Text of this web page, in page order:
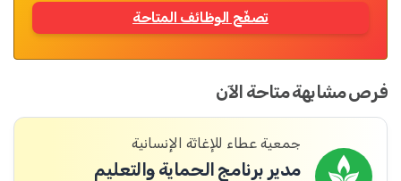
تصفّح الوظائف المتاحة
فرص مشابهة متاحة الآن
جمعية عطاء للإغاثة الإنسانية
مدير برنامج الحماية والتعليم